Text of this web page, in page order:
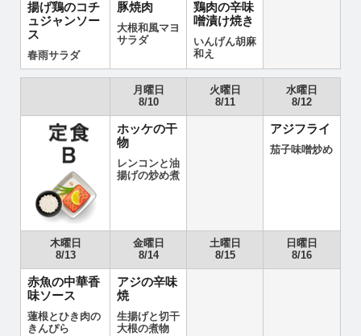
揚げ鶏のコチ
ュジャンソー
ス
春雨サラダ
豚焼肉
大根和風マヨ
サラダ
鶏肉の辛味
噌漬け焼き
いんげん胡麻
和え
月曜日
8/10
火曜日
8/11
水曜日
8/12
ホッケの干
物
レンコンと油
揚げの炒め煮
アジフライ
茄子味噌炒め
木曜日
8/13
金曜日
8/14
土曜日
8/15
日曜日
8/16
赤魚の中華香
味ソース
蓮根とひき肉の
きんぴら
アジの辛味
焼
生揚げと切干
大根の煮物